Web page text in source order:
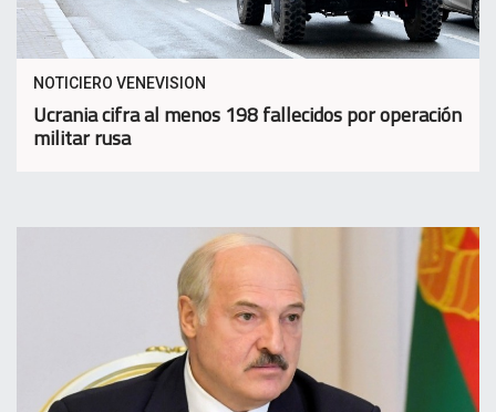
NOTICIERO VENEVISION
Ucrania cifra al menos 198 fallecidos por operación
militar rusa